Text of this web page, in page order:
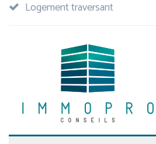
Logement traversant